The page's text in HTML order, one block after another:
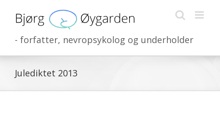
content
- forfatter, nevropsykolog og underholder
Julediktet 2013